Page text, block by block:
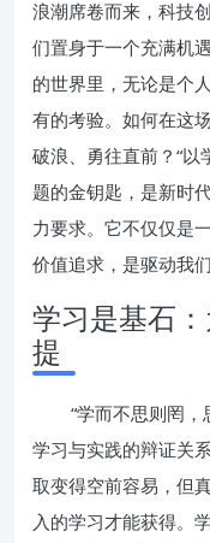
浪潮席卷而来，科技
们置身于一个充满机
的世界里，无论是个
有的考验。如何在这
破浪、勇往直前？“以
题的金钥匙，是新时
力要求。它不仅仅是
价值追求，是驱动我
学习是基石：
提
“学而不思则罔
学习与实践的辩证关
取变得空前容易，但
入的学习才能获得。